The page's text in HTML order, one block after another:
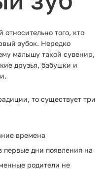
того, кто
зубок. Нередко
малышу такой сувенир,
друзья, бабушки и
то существует три
времена
дни появления на
родители не